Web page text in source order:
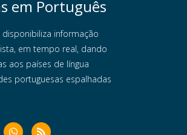
em Português
informação
em tempo real, dando
aos países de língua
portuguesas espalhadas